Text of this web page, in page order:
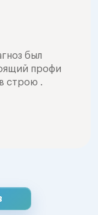
был
профи
строю .